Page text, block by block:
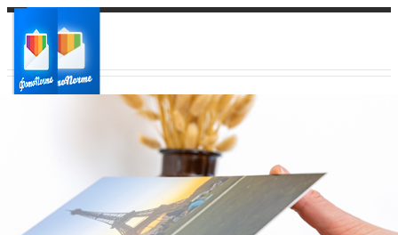
Ваш регион доставки
Выберите из списка: